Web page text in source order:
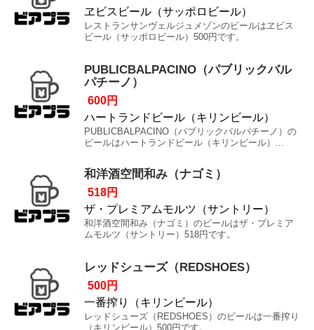
ヱビスビール（サッポロビール）
レストランサンヴェルジュメゾンのビールはヱビス
ビール（サッポロビール）500円です。
PUBLICBALPACINO（パブリックバル
パチーノ）
600円
ハートランドビール（キリンビール）
PUBLICBALPACINO（パブリックバルパチーノ）の
ビールはハートランドビール（キリンビール）...
和洋酒空間和み（ナゴミ）
518円
ザ・プレミアムモルツ（サントリー）
和洋酒空間和み（ナゴミ）のビールはザ・プレミア
ムモルツ（サントリー）518円です。
レッドシューズ（REDSHOES）
500円
一番搾り（キリンビール）
レッドシューズ（REDSHOES）のビールは一番搾り
（キリンビール）500円です。